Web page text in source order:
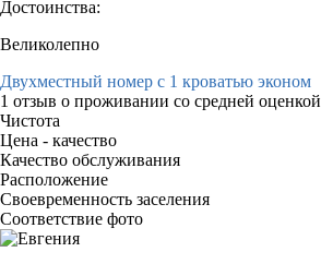
Достоинства:
Великолепно
Двухместный номер с 1 кроватью эконом
1 отзыв о проживании со средней оценкой
Чистота
Цена - качество
Качество обслуживания
Расположение
Своевременность заселения
Соответствие фото